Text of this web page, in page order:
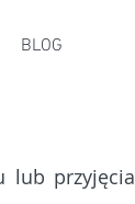
BLOG
lub przyjęcia